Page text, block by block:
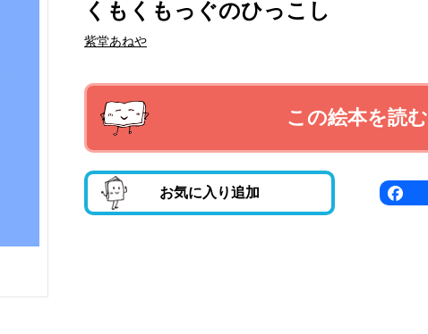
くもくもっぐのひっこし
紫堂あねや
この絵本を読む
お気に入り追加